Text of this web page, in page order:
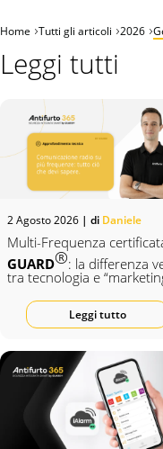
Supporto
Home Tutti gli articoli 2026
Leggi tutti
2 Agosto 2026 | di Daniele
Multi-Frequenza
GUARD®: la differenza
tra tecnologia e
Leggi tutto